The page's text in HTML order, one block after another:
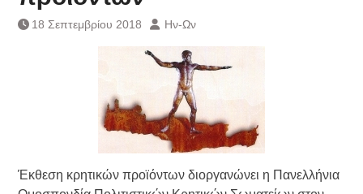
Κατάργηση βιβλιαρίων Υγείας
Συναλλάγματος &
Τραπεζογραμματίων 4-3-2019
Κάθοδος αγροτών
18 Σεπτεμβρίου 2018 Ην-Ων
Έκθεση κρητικών προϊόντων διοργανώνει η Πανελλήνια